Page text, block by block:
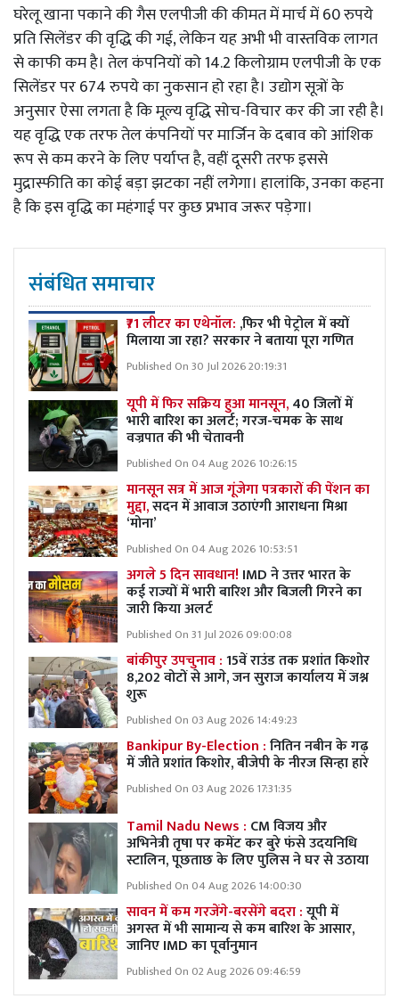
घरेलू खाना पकाने की गैस एलपीजी की कीमत में मार्च में 60 रुपये
प्रति सिलेंडर की वृद्धि की गई, लेकिन यह अभी भी वास्तविक लागत
से काफी कम है। तेल कंपनियों को 14.2 किलोग्राम एलपीजी के एक
सिलेंडर पर 674 रुपये का नुकसान हो रहा है। उद्योग सूत्रों के
अनुसार ऐसा लगता है कि मूल्य वृद्धि सोच-विचार कर की जा रही है।
यह वृद्धि एक तरफ तेल कंपनियों पर मार्जिन के दबाव को आंशिक
रूप से कम करने के लिए पर्याप्त है, वहीं दूसरी तरफ इससे
मुद्रास्फीति का कोई बड़ा झटका नहीं लगेगा। हालांकि, उनका कहना
है कि इस वृद्धि का महंगाई पर कुछ प्रभाव जरूर पड़ेगा।
संबंधित समाचार
₹71 लीटर का एथेनॉल: ,फिर भी पेट्रोल में क्यों
मिलाया जा रहा? सरकार ने बताया पूरा गणित
Published On 30 Jul 2026 20:19:31
यूपी में फिर सक्रिय हुआ मानसून,40 जिलों में
भारी बारिश का अलर्ट; गरज-चमक के साथ
वज्रपात की भी चेतावनी
Published On 04 Aug 2026 10:26:15
मानसून सत्र में आज गूंजेगा पत्रकारों की पेंशन का
मुद्दा,सदन में आवाज उठाएंगी आराधना मिश्रा
‘मोना’
Published On 04 Aug 2026 10:53:51
अगले 5 दिन सावधान! IMD ने उत्तर भारत के
कई राज्यों में भारी बारिश और बिजली गिरने का
जारी किया अलर्ट
Published On 31 Jul 2026 09:00:08
बांकीपुर उपचुनाव :15वें राउंड तक प्रशांत किशोर
8,202 वोटों से आगे, जन सुराज कार्यालय में जश्न
शुरू
Published On 03 Aug 2026 14:49:23
Bankipur By-Election :नितिन नबीन के गढ़
में जीते प्रशांत किशोर, बीजेपी के नीरज सिन्हा हारे
Published On 03 Aug 2026 17:31:35
Tamil Nadu News : CM विजय और
अभिनेत्री तृषा पर कमेंट कर बुरे फंसे उदयनिधि
स्टालिन, पूछताछ के लिए पुलिस ने घर से उठाया
Published On 04 Aug 2026 14:00:30
सावन में कम गरजेंगे-बरसेंगे बदरा :यूपी में
अगस्त में भी सामान्य से कम बारिश के आसार,
जानिए IMD का पूर्वानुमान
Published On 02 Aug 2026 09:46:59